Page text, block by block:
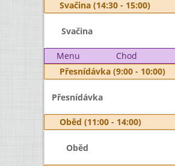
Svačina (14:30 - 15:00)
Svačina
Menu Chod
Přesnídávka (9:00 - 10:00)
Přesnídávka
Oběd (11:00 - 14:00)
Oběd